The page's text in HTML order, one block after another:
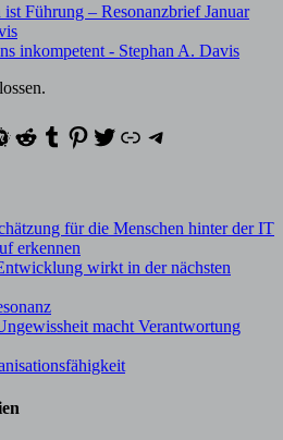
Führung – Resonanzbrief Januar
inkompetent - Stephan A. Davis
Reddit
Tumblr
Pinterest
Twitter
XINGTelegram
für die Menschen hinter der IT
erkennen
wirkt in der nächsten
macht Verantwortung